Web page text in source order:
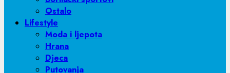
Ostalo
Lifestyle
Moda i ljepota
Hrana
Djeca
Putovanja